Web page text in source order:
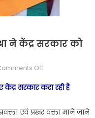
ने केंद्र सरकार को
Offon
कांग्रेस
सौरव
सरकार करा रही है
एवं प्रखर वक्ता माने जाने